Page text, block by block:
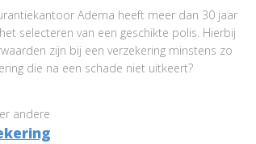
Adema heeft meer dan 30 jaar
selecteren van een geschikte polis. Hierbij
zijn bij een verzekering minstens zo
die na een schade niet uitkeert?
andere